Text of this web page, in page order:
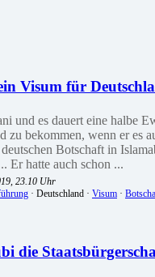
Visum für
und es dauert eine halbe
zu bekommen, wenn er es
Botschaft in
Er hatte auch schon ...
23.10 Uhr
· Deutschland · Visum ·
die